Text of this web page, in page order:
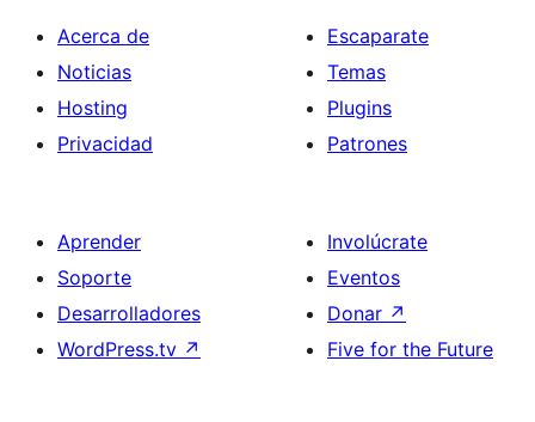
Acerca de
Noticias
Hosting
Privacidad
Escaparate
Temas
Plugins
Patrones
Aprender
Soporte
Desarrolladores
WordPress.tv ↗
Involúcrate
Eventos
Donar ↗
Five for the Future